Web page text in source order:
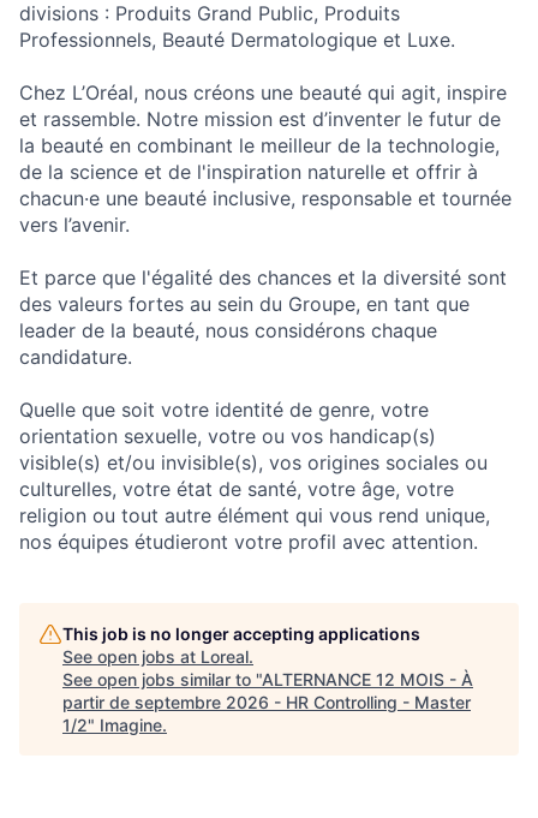
divisions : Produits Grand Public, Produits
Professionnels, Beauté Dermatologique et Luxe.
Chez L’Oréal, nous créons une beauté qui agit, inspire
et rassemble. Notre mission est d’inventer le futur de
la beauté en combinant le meilleur de la technologie,
de la science et de l'inspiration naturelle et offrir à
chacun·e une beauté inclusive, responsable et tournée
vers l’avenir.
Et parce que l'égalité des chances et la diversité sont
des valeurs fortes au sein du Groupe, en tant que
leader de la beauté, nous considérons chaque
candidature.
Quelle que soit votre identité de genre, votre
orientation sexuelle, votre ou vos handicap(s)
visible(s) et/ou invisible(s), vos origines sociales ou
culturelles, votre état de santé, votre âge, votre
religion ou tout autre élément qui vous rend unique,
nos équipes étudieront votre profil avec attention.
This job is no longer accepting applications
See open jobs at Loreal.
See open jobs similar to "ALTERNANCE 12 MOIS - À
partir de septembre 2026 - HR Controlling - Master
1/2" Imagine.